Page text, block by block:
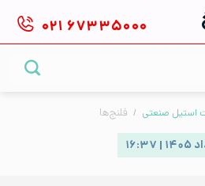
۰۲۱ ۶۷۳۳۵۰۰۰
استیل صنعتی / فلنج‌ها